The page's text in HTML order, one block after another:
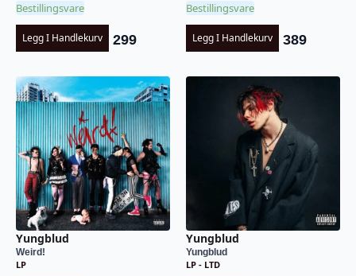
Bestillingsvare
Legg I Handlekurv 299
Bestillingsvare
Legg I Handlekurv 389
Yungblud
Weird!
LP
Yungblud
Yungblud
LP - LTD